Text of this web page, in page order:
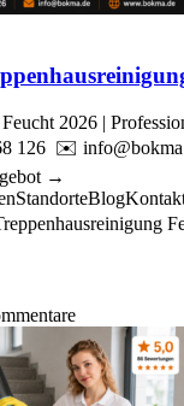
2026 |
126 ✉️
→